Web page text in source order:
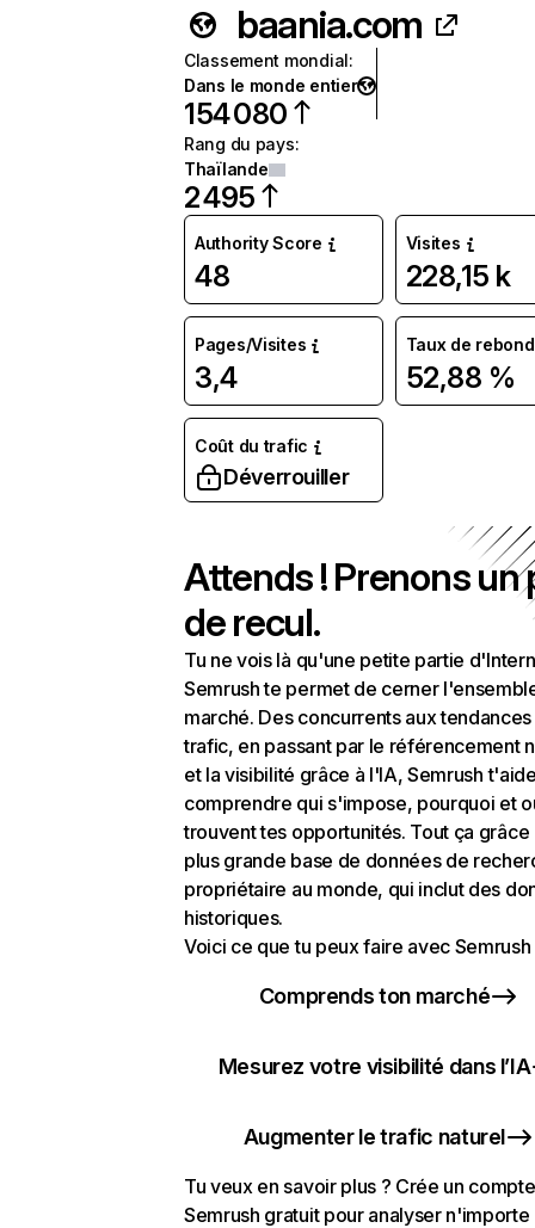
baania.com
Classement mondial:
Dans le monde entier
154 080
Rang du pays:
Thaïlande
2 495
Authority Score
48
Visites
228,15 k
Pages/Visites
3,4
Taux de rebond
52,88 %
Coût du trafic
Déverrouiller
Attends ! Prenons un
de recul.
Tu ne vois là qu'une petite partie
Semrush te permet de cerner
marché. Des concurrents aux
trafic, en passant par le référencement
et la visibilité grâce à l'IA, Semrush
comprendre qui s'impose, pourquoi et
trouvent tes opportunités. Tout ça grâce
plus grande base de données de
propriétaire au monde, qui inclut des
historiques.
Voici ce que tu peux faire avec Semrush
Comprends ton marché
Mesurez votre visibilité dans l’IA
Augmenter le trafic naturel
Tu veux en savoir plus ? Crée un compte
Semrush gratuit pour analyser n'importe